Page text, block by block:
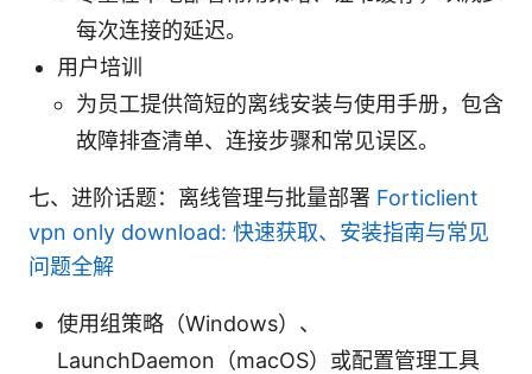
每次连接的延迟。
用户培训
为员工提供简短的离线安装与使用手册，包含
故障排查清单、连接步骤和常见误区。
七、进阶话题：离线管理与批量部署 Forticlient
vpn only download: 快速获取、安装指南与常见
问题全解
使用组策略（Windows）、
LaunchDaemon（macOS）或配置管理工具